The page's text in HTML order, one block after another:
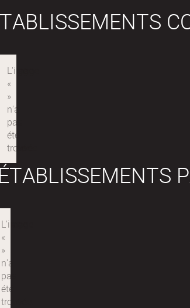
ÉTABLISSEMENTS